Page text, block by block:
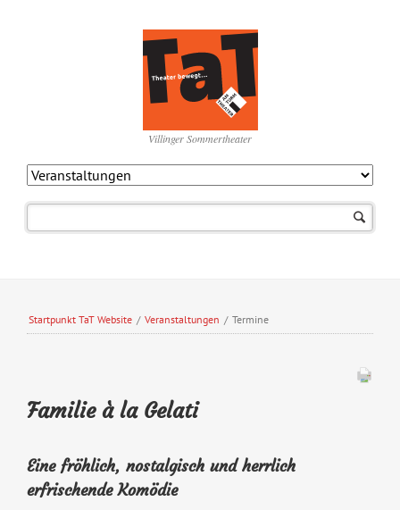
Villinger Sommertheater
Startpunkt TaT Website / Veranstaltungen / Termine
Familie à la Gelati
Eine fröhlich, nostalgisch und herrlich
erfrischende Komödie